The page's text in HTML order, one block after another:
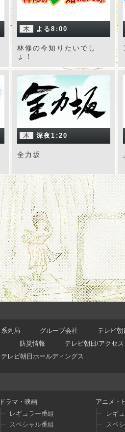
木 よる8:00
林修の今知りたいでし
ょ！
木 深夜1:20
全力坂
系列局 グループ会社 テレビ朝
防災情報 テレビ朝日/アクセ
テレビ朝日ホールディングス
ドラマ・映画
レギュラー番組
スペシャル番組
アニメ・
レギ
スペ